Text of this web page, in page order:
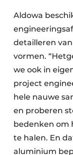
Aldowa
detailleren
vormen.
we ook in
project
hele nauwe
en proberen
bedenken om
te halen. En
aluminium